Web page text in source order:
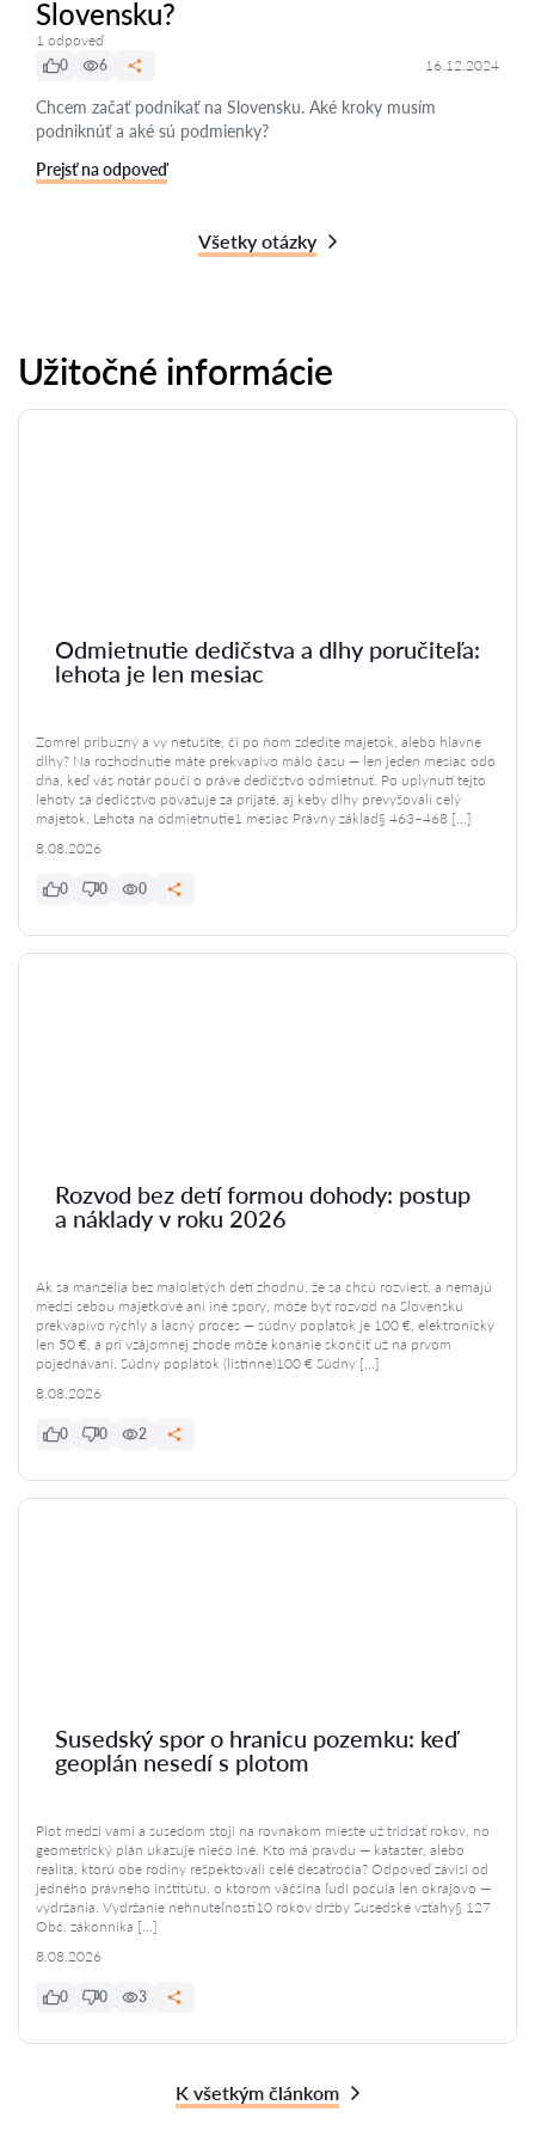
Slovensku?
1 odpoveď
0
6 16.12.2024
Chcem začať podnikať na Slovensku. Aké kroky musím
podniknúť a aké sú podmienky?
Prejsť na odpoveď
Všetky otázky
Užitočné informácie
Odmietnutie dedičstva a dlhy poručiteľa:
lehota je len mesiac
Zomrel príbuzný a vy netušíte, či po ňom zdedíte majetok, alebo hlavne
dlhy? Na rozhodnutie máte prekvapivo málo času — len jeden mesiac odo
dňa, keď vás notár poučí o práve dedičstvo odmietnuť. Po uplynutí tejto
lehoty sa dedičstvo považuje za prijaté, aj keby dlhy prevyšovali celý
majetok. Lehota na odmietnutie1 mesiac Právny základ§ 463–468 […]
8.08.2026
0 0 0
Rozvod bez detí formou dohody: postup
a náklady v roku 2026
Ak sa manželia bez maloletých detí zhodnú, že sa chcú rozviesť, a nemajú
medzi sebou majetkové ani iné spory, môže byť rozvod na Slovensku
prekvapivo rýchly a lacný proces — súdny poplatok je 100 €, elektronicky
len 50 €, a pri vzájomnej zhode môže konanie skončiť už na prvom
pojednávaní. Súdny poplatok (listinne)100 € Súdny […]
8.08.2026
0 0 2
Susedský spor o hranicu pozemku: keď
geoplán nesedí s plotom
Plot medzi vami a susedom stojí na rovnakom mieste už tridsať rokov, no
geometrický plán ukazuje niečo iné. Kto má pravdu — kataster, alebo
realita, ktorú obe rodiny rešpektovali celé desaťročia? Odpoveď závisí od
jedného právneho inštitútu, o ktorom väčšina ľudí počula len okrajovo —
vydržania. Vydržanie nehnuteľnosti10 rokov držby Susedské vzťahy§ 127
Obč. zákonníka […]
8.08.2026
0 0 3
K všetkým článkom